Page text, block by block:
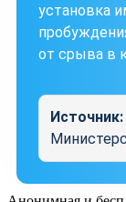
установка
от срыва в
Источник: